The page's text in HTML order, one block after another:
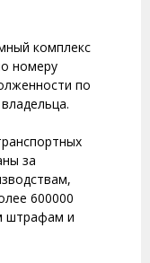
комплекс
номеру
по
за
600000
штрафам и